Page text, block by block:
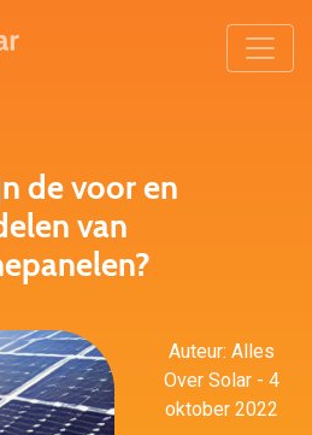
de voor en
van
Auteur: Alles
Over Solar - 4
oktober 2022